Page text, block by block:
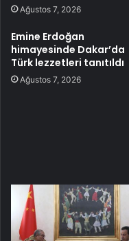
Ağustos 7, 2026
Emine Erdoğan
himayesinde Dakar’da
Türk lezzetleri tanıtıldı
Ağustos 7, 2026